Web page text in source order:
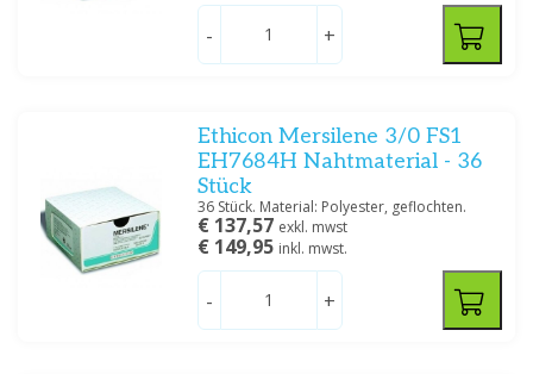
- +
Ethicon Mersilene 3/0 FS1
EH7684H Nahtmaterial - 36
Stück
36 Stück. Material: Polyester, geflochten.
€ 137,57 exkl. mwst
€ 149,95 inkl. mwst.
- +